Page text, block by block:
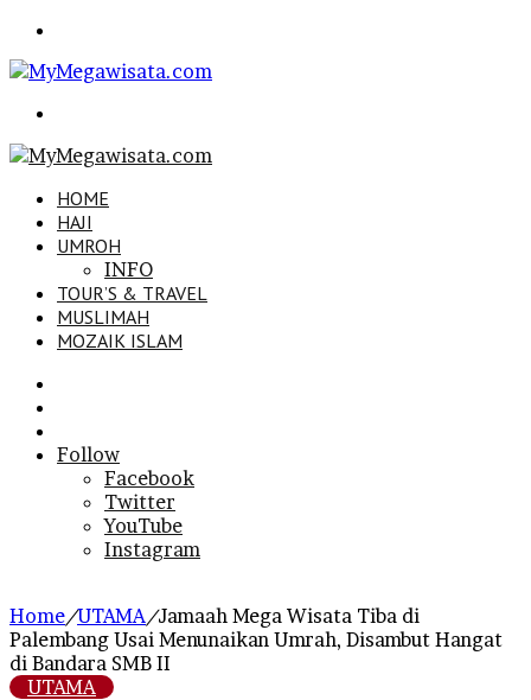
HOME
HAJI
UMROH
INFO
TOUR’S & TRAVEL
MUSLIMAH
MOZAIK ISLAM
In
Follow
Facebook
Twitter
YouTube
Instagram
Home/UTAMA/Jamaah Mega Wisata Tiba di
Palembang Usai Menunaikan Umrah, Disambut Hangat
di Bandara SMB II
UTAMA